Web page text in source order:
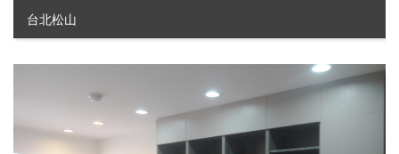
台北松山